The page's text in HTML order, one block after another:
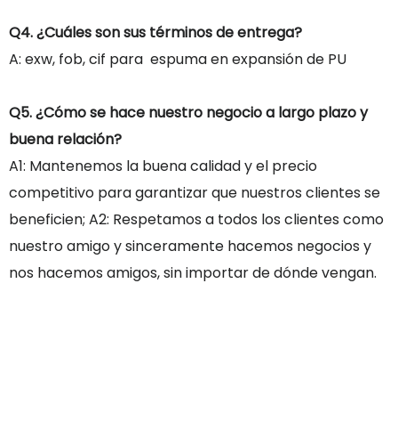
Q4. ¿Cuáles son sus términos de entrega?
A: exw, fob, cif para espuma en expansión de PU
Q5. ¿Cómo se hace nuestro negocio a largo plazo y
buena relación?
A1: Mantenemos la buena calidad y el precio
competitivo para garantizar que nuestros clientes se
beneficien; A2: Respetamos a todos los clientes como
nuestro amigo y sinceramente hacemos negocios y
nos hacemos amigos, sin importar de dónde vengan.